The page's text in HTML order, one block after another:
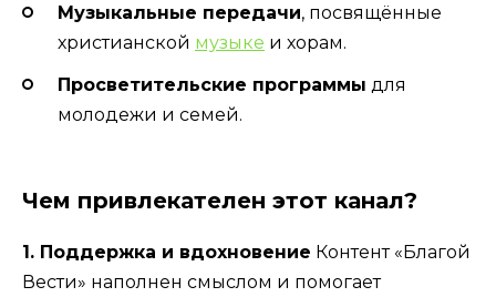
Музыкальные передачи, посвящённые
христианской музыке и хорам.
Просветительские программы для
молодежи и семей.
Чем привлекателен этот канал?
1. Поддержка и вдохновение Контент «Благой
Вести» наполнен смыслом и помогает